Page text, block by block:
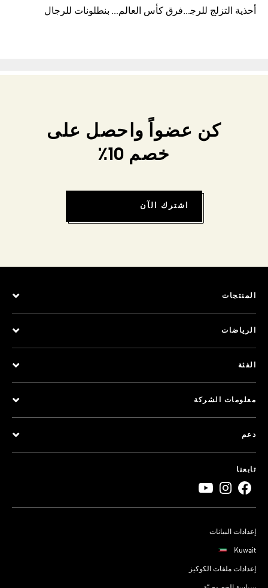
أحذية التزلج للرجال
فرق كأس العالم FIFA 26™ بنطلونات للرجال
كن عضواً واحصل على
خصم 10٪
اشترك الآن
المنتجات
الرياضات
الفئة
معلومات الشركة
دعم
تابعنا
إعدادات البيانات
Kuwait
إعدادات ملفات الكوكيز